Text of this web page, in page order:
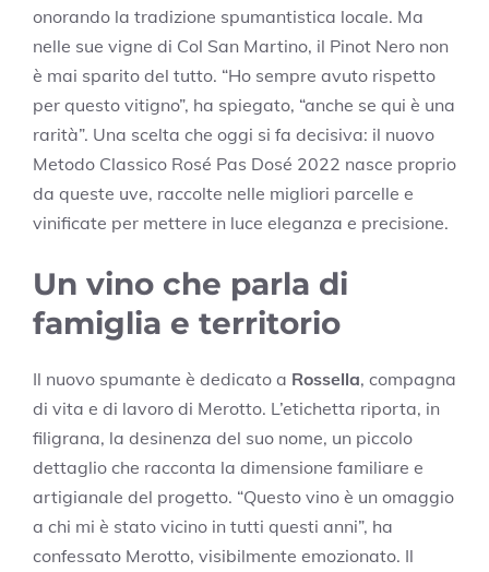
onorando la tradizione spumantistica locale. Ma
nelle sue vigne di Col San Martino, il Pinot Nero non
è mai sparito del tutto. “Ho sempre avuto rispetto
per questo vitigno”, ha spiegato, “anche se qui è una
rarità”. Una scelta che oggi si fa decisiva: il nuovo
Metodo Classico Rosé Pas Dosé 2022 nasce proprio
da queste uve, raccolte nelle migliori parcelle e
vinificate per mettere in luce eleganza e precisione.
Un vino che parla di
famiglia e territorio
Il nuovo spumante è dedicato a Rossella, compagna
di vita e di lavoro di Merotto. L’etichetta riporta, in
filigrana, la desinenza del suo nome, un piccolo
dettaglio che racconta la dimensione familiare e
artigianale del progetto. “Questo vino è un omaggio
a chi mi è stato vicino in tutti questi anni”, ha
confessato Merotto, visibilmente emozionato. Il